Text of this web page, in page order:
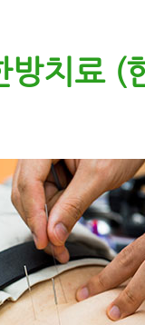
방치료 (